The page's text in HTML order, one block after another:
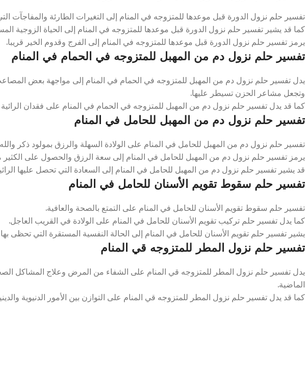
تفسير حلم نزول الدورة قبل موعدها للمتزوجه في المنام إلى التغيرات الطارئة والمفاجآت
كما قد يشير تفسير حلم نزول الدورة قبل موعدها للمتزوجه في المنام إلى الحياة الزوجية
يرمز تفسير حلم نزول الدورة قبل موعدها للمتزوجه في المنام إلى الفرج وقدوم الخير قريبا.
تفسير حلم نزول دم من المهبل للمتزوجه في الحمام في المنام
يدل تفسير حلم نزول دم من المهبل للمتزوجه في الحمام في المنام إلى مواجهة بعض المصاعب
وتجعل مشاعر الحزن تسيطر عليها.
كما قد يدل تفسير حلم نزول دم من المهبل للمتزوجه في الحمام في المنام على فقدان
تفسير حلم نزول دم من المهبل للحامل في المنام
تفسير حلم نزول دم من المهبل للحامل في المنام على الولادة السهلة والرزق بمولود ذكر
يرمز تفسير حلم نزول دم من المهبل للحامل في المنام إلى سعة الرزق والحصول على الكثير
قد يشير تفسير حلم نزول دم من المهبل للحامل في المنام إلى السعادة التي تحصل عليها
تفسير حلم سقوط تقويم الأسنان للحامل في المنام
تفسير حلم سقوط تقويم الأسنان للحامل في المنام على التمتع بالصحة والعافية.
كما يدل تفسير حلم تركيب تقويم الأسنان للحامل في المنام على الولادة في القريب العاجل.
يشير تفسير حلم تقويم الأسنان للحامل في المنام إلى الحالة النفسية المستقرة التي تحظى
تفسير حلم نزول المطر للمتزوجه قي المنام
يدل تفسير حلم نزول المطر للمتزوجه قي المنام على الشفاء من المرض وعلاج المشاكل
الماضية.
كما قد يدل تفسير حلم نزول المطر للمتزوجه قي المنام على التوازن بين الأمور الدنيوية